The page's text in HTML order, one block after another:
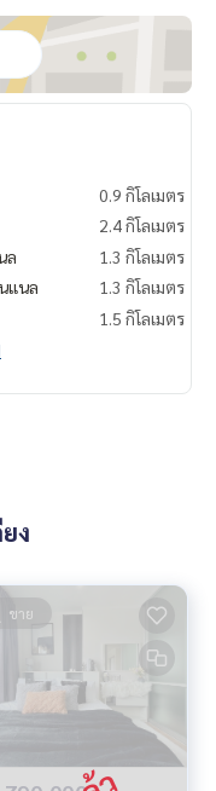
0.9 กิโลเมตร
2.4 กิโลเมตร
ล
1.3 กิโลเมตร
แนล
1.3 กิโลเมตร
1.5 กิโลเมตร
ง
ขาย